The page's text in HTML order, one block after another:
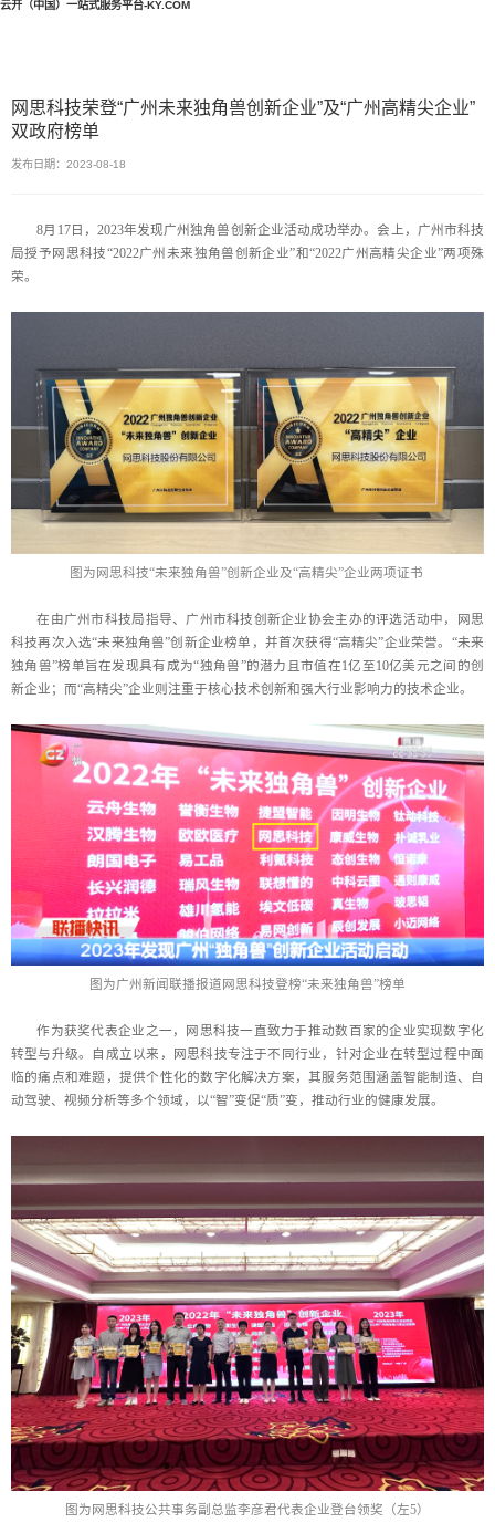
云开（中国）一站式服务平台-KY.COM
网思科技荣登“广州未来独角兽创新企业”及“广州高精尖企业”
双政府榜单
发布日期：2023-08-18
8月17日，2023年发现广州独角兽创新企业活动成功举办。会上，广州市科技
局授予网思科技“2022广州未来独角兽创新企业”和“2022广州高精尖企业”两项殊
荣。
图为网思科技“未来独角兽”创新企业及“高精尖”企业两项证书
在由广州市科技局指导、广州市科技创新企业协会主办的评选活动中，网思
科技再次入选“未来独角兽”创新企业榜单，并首次获得“高精尖”企业荣誉。“未来
独角兽”榜单旨在发现具有成为“独角兽”的潜力且市值在1亿至10亿美元之间的创
新企业；而“高精尖”企业则注重于核心技术创新和强大行业影响力的技术企业。
图为广州新闻联播报道网思科技登榜“未来独角兽”榜单
作为获奖代表企业之一，网思科技一直致力于推动数百家的企业实现数字化
转型与升级。自成立以来，网思科技专注于不同行业，针对企业在转型过程中面
临的痛点和难题，提供个性化的数字化解决方案，其服务范围涵盖智能制造、自
动驾驶、视频分析等多个领域，以“智”变促“质”变，推动行业的健康发展。
图为网思科技公共事务副总监李彦君代表企业登台领奖（左5）